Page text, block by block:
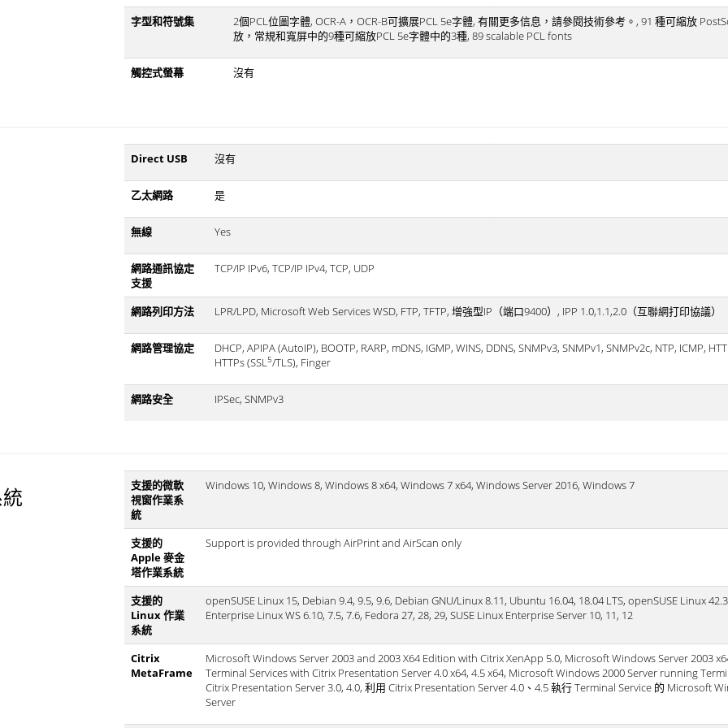
字型和符號集
2個PCL位圖字體, OCR-A，OCR-B可擴展PCL 5e字體, 有關更多信息，請參閱技術參考。, 91 種可縮放
放，常規和寬屏中的9種可縮放PCL 5e字體中的3種, 89 scalable PCL fonts
觸控式螢幕 沒有
Direct USB 沒有
乙太網路 是
無線 Yes
網路通訊協定
支援
TCP/IP IPv6, TCP/IP IPv4, TCP, UDP
網路列印方法 LPR/LPD, Microsoft Web Services WSD, FTP, TFTP, 增強型IP（端口9400）, IPP 1.0,1.1,2.0（互聯網打印協議）
網路管理協定
DHCP, APIPA (AutoIP), BOOTP, RARP, mDNS, IGMP, WINS, DDNS, SNMPv3, SNMPv1, SNMPv2c, NTP, ICMP,
HTTPs (SSL5/TLS), Finger
網路安全 IPSec, SNMPv3
支援的微軟
視窗作業系
統
Windows 10, Windows 8, Windows 8 x64, Windows 7 x64, Windows Server 2016, Windows 7
支援的
Apple 麥金
塔作業系統
Support is provided through AirPrint and AirScan only
支援的
Linux 作業
系統
openSUSE Linux 15, Debian 9.4, 9.5, 9.6, Debian GNU/Linux 8.11, Ubuntu 16.04, 18.04 LTS, openSUSE Linux
Enterprise Linux WS 6.10, 7.5, 7.6, Fedora 27, 28, 29, SUSE Linux Enterprise Server 10, 11, 12
Citrix
MetaFrame
Microsoft Windows Server 2003 and 2003 X64 Edition with Citrix XenApp 5.0, Microsoft Windows Server 2003
Terminal Services with Citrix Presentation Server 4.0 x64, 4.5 x64, Microsoft Windows 2000 Server running
Citrix Presentation Server 3.0, 4.0, 利用 Citrix Presentation Server 4.0、4.5 執行 Terminal Service 的 Microsoft
Server